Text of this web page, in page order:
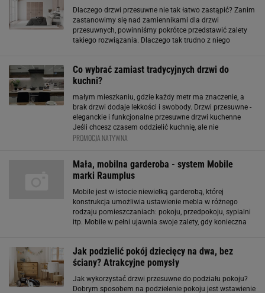
Dlaczego drzwi przesuwne nie tak łatwo zastąpić? Zanim
zastanowimy się nad zamiennikami dla drzwi
przesuwnych, powinniśmy pokrótce przedstawić zalety
takiego rozwiązania. Dlaczego tak trudno z niego
Co wybrać zamiast tradycyjnych drzwi do
kuchni?
małym mieszkaniu, gdzie każdy metr ma znaczenie, a
brak drzwi dodaje lekkości i swobody. Drzwi przesuwne -
eleganckie i funkcjonalne przesuwne drzwi kuchenne
Jeśli chcesz czasem oddzielić kuchnię, ale nie
przepadasz za klasycznymi drzwiami, sięgnij po drzwi
PROMOCJA NATYWNA
Mała, mobilna garderoba - system Mobile
marki Raumplus
Mobile jest w istocie niewielką garderobą, której
konstrukcja umożliwia ustawienie mebla w różnego
rodzaju pomieszczaniach: pokoju, przedpokoju, sypialni
itp. Mobile w pełni ujawnia swoje zalety, gdy konieczna
Jak podzielić pokój dziecięcy na dwa, bez
ściany? Atrakcyjne pomysły
Jak wykorzystać drzwi przesuwne do podziału pokoju?
Dobrym sposobem na podzielenie pokoju jest wstawienie